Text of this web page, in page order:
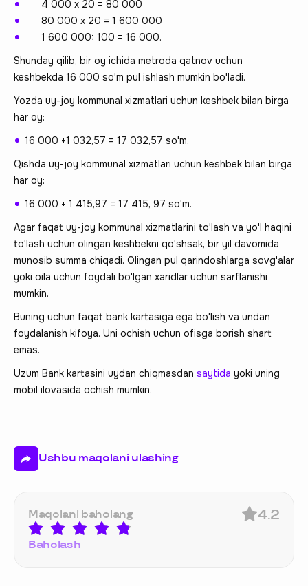
4 000 х 20 = 80 000
80 000 х 20 = 1 600 000
1 600 000: 100 = 16 000.
Shunday qilib, bir oy ichida metroda qatnov uchun
keshbekda 16 000 so'm pul ishlash mumkin bo'ladi.
Yozda uy-joy kommunal xizmatlari uchun keshbek bilan birga
har oy:
16 000 +1 032,57 = 17 032,57 so'm.
Qishda uy-joy kommunal xizmatlari uchun keshbek bilan birga
har oy:
16 000 + 1 415,97 = 17 415, 97 so'm.
Agar faqat uy-joy kommunal xizmatlarini to'lash va yo'l haqini
to'lash uchun olingan keshbekni qo'shsak, bir yil davomida
munosib summa chiqadi. Olingan pul qarindoshlarga sovg'alar
yoki oila uchun foydali bo'lgan xaridlar uchun sarflanishi
mumkin.
Buning uchun faqat bank kartasiga ega bo'lish va undan
foydalanish kifoya. Uni ochish uchun ofisga borish shart
emas.
Uzum Bank kartasini uydan chiqmasdan saytida yoki uning
mobil ilovasida ochish mumkin.
Ushbu maqolani ulashing
Maqolani baholang
Baholash
4.2